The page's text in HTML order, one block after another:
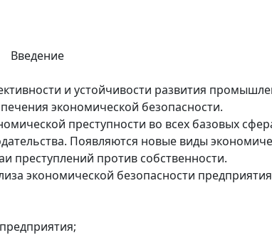
Введение
и устойчивости развития
экономической безопасности.
преступности во всех базовых
Появляются новые виды
преступлений против собственности.
экономической безопасности